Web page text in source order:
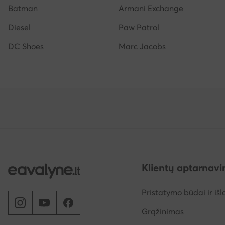
Batman
Armani Exchange
Diesel
Paw Patrol
DC Shoes
Marc Jacobs
Klientų
Pristatymo būdai ir
Grąžinimas